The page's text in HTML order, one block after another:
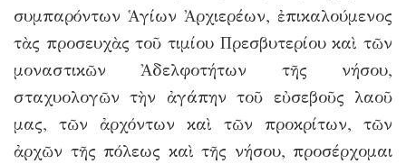
συμπαρόντων Ἁγίων Ἀρχιερέων, ἐπικαλούμενος
τὰς προσευχὰς τοῦ τιμίου Πρεσβυτερίου καὶ τῶν
μοναστικῶν Ἀδελφοτήτων τῆς νήσου,
σταχυολογῶν τὴν ἀγάπην τοῦ εὐσεβοῦς λαοῦ
μας, τῶν ἀρχόντων καὶ τῶν προκρίτων, τῶν
ἀρχῶν τῆς πόλεως καὶ τῆς νήσου, προσέρχομαι